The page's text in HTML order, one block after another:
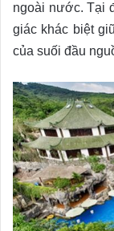
ngoài nước. Tại
giác khác biệt
của suối đầu